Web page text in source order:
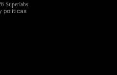
Superlabs
políticas